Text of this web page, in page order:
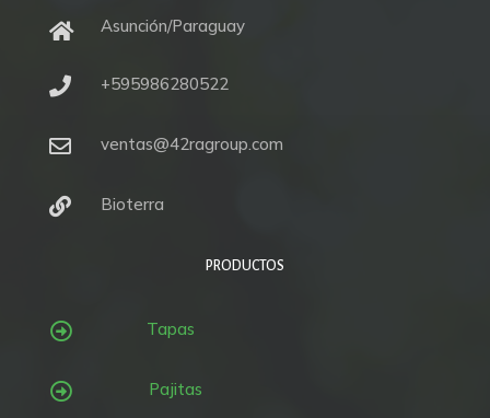
 Asunción/Paraguay
 +595986280522
 ventas@42ragroup.com
 Bioterra
PRODUCTOS
 Tapas
 Pajitas